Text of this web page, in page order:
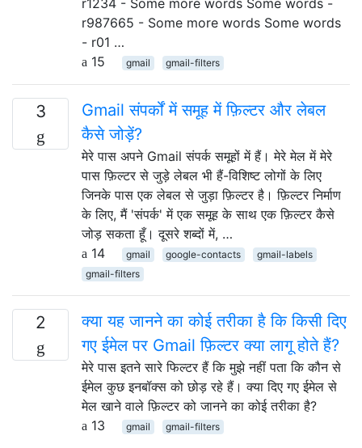
r987665 - Some more words Some words
- r01 …
15
gmail gmail-filters
3
Gmail संपर्कों में समूह में फ़िल्टर और लेबल
कैसे जोड़ें?
मेरे पास अपने Gmail संपर्क समूहों में हैं। मेरे मेल में मेरे
पास फ़िल्टर से जुड़े लेबल भी हैं-विशिष्ट लोगों के लिए
जिनके पास एक लेबल से जुड़ा फ़िल्टर है। फ़िल्टर निर्माण
के लिए, मैं 'संपर्क' में एक समूह के साथ एक फ़िल्टर कैसे
जोड़ सकता हूँ। दूसरे शब्दों में, …
14
gmail google-contacts
gmail-labels
gmail-filters
2
क्या यह जानने का कोई तरीका है कि किसी दिए
गए ईमेल पर Gmail फ़िल्टर क्या लागू होते हैं?
मेरे पास इतने सारे फिल्टर हैं कि मुझे नहीं पता कि कौन से
ईमेल कुछ इनबॉक्स को छोड़ रहे हैं। क्या दिए गए ईमेल से
मेल खाने वाले फ़िल्टर को जानने का कोई तरीका है?
13
gmail gmail-filters